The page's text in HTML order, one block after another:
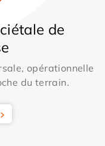
de
opérationnelle
du terrain.